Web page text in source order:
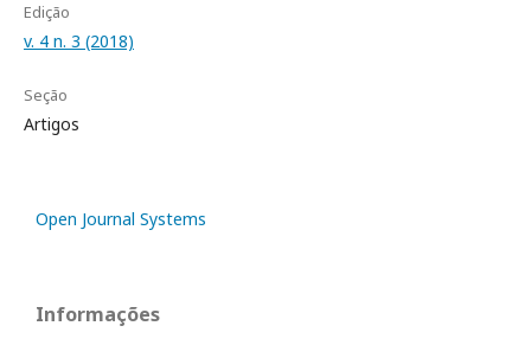
Edição
v. 4 n. 3 (2018)
Seção
Artigos
Open Journal Systems
Informações